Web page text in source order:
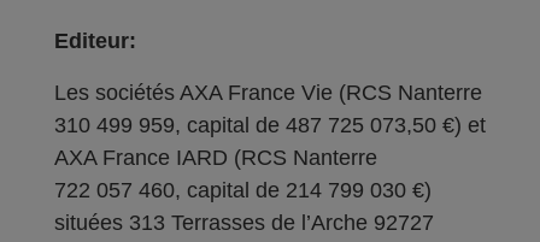
Editeur:
Les sociétés AXA France Vie (RCS Nanterre
310 499 959, capital de 487 725 073,50 €) et
AXA France IARD (RCS Nanterre
722 057 460, capital de 214 799 030 €)
situées 313 Terrasses de l’Arche 92727